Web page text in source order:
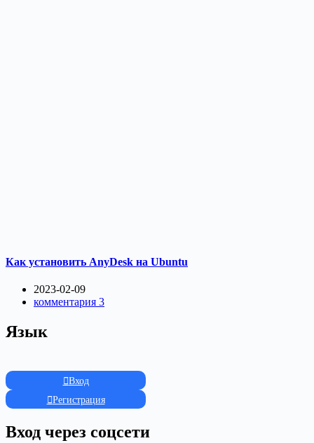
Как установить AnyDesk на Ubuntu
2023-02-09
комментария 3
Язык
Вход
Регистрация
Вход через соцсети